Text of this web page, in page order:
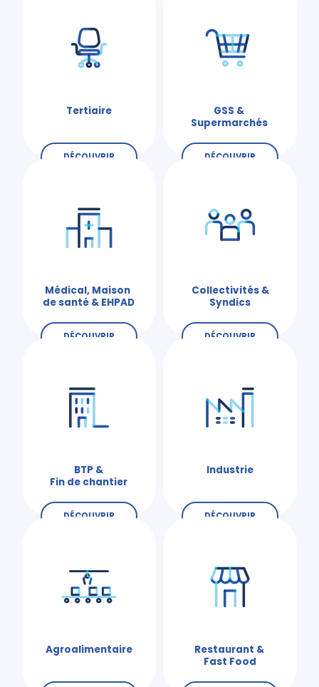
Tertiaire
DÉCOUVRIR
GSS &
Supermarchés
DÉCOUVRIR
Médical, Maison
de santé & EHPAD
DÉCOUVRIR
Collectivités &
Syndics
DÉCOUVRIR
BTP &
Fin de chantier
DÉCOUVRIR
Industrie
DÉCOUVRIR
Agroalimentaire
Restaurant &
Fast Food